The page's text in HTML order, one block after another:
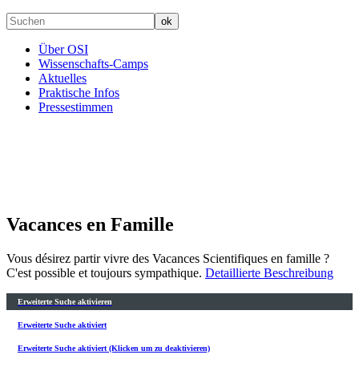
Über OSI
Wissenschafts-Camps
Aktuelles
Praktische Infos
Pressestimmen
Vacances en Famille
Vous désirez partir vivre des Vacances Scientifiques en famille ?
C'est possible et toujours sympathique. Detaillierte Beschreibung
Erweiterte Suche aktivieren
Erweiterte Suche aktiviert
Erweiterte Suche aktiviert (Klicken um zu deaktivieren)